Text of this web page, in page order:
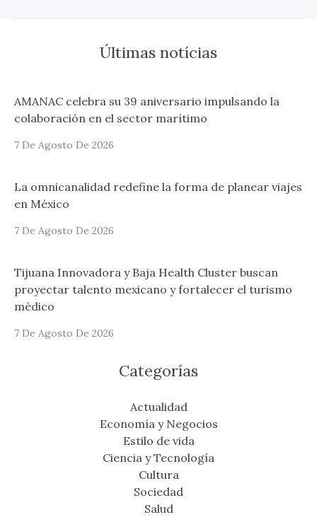
Últimas notícias
AMANAC celebra su 39 aniversario impulsando la
colaboración en el sector marítimo
7 De Agosto De 2026
La omnicanalidad redefine la forma de planear viajes
en México
7 De Agosto De 2026
Tijuana Innovadora y Baja Health Cluster buscan
proyectar talento mexicano y fortalecer el turismo
médico
7 De Agosto De 2026
Categorías
Actualidad
Economía y Negocios
Estilo de vida
Ciencia y Tecnología
Cultura
Sociedad
Salud